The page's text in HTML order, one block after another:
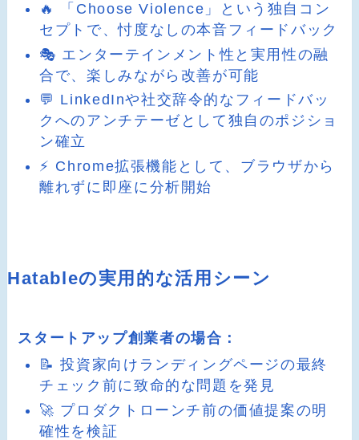
🔥 「Choose Violence」という独自コン
セプトで、忖度なしの本音フィードバック
🎭 エンターテインメント性と実用性の融
合で、楽しみながら改善が可能
💬 LinkedInや社交辞令的なフィードバッ
クへのアンチテーゼとして独自のポジショ
ン確立
⚡ Chrome拡張機能として、ブラウザから
離れずに即座に分析開始
Hatableの実用的な活用シーン
スタートアップ創業者の場合：
📝 投資家向けランディングページの最終
チェック前に致命的な問題を発見
🚀 プロダクトローンチ前の価値提案の明
確性を検証